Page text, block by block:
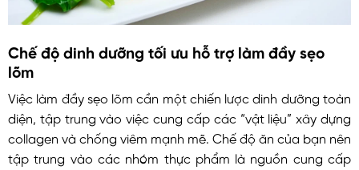
Chế độ dinh dưỡng tối ưu hỗ trợ làm đầy sẹo
lõm
Việc làm đầy sẹo lõm cần một chiến lược dinh dưỡng toàn
diện, tập trung vào việc cung cấp các “vật liệu” xây dựng
collagen và chống viêm mạnh mẽ. Chế độ ăn của bạn nên
tập trung vào các nhóm thực phẩm là nguồn cung cấp